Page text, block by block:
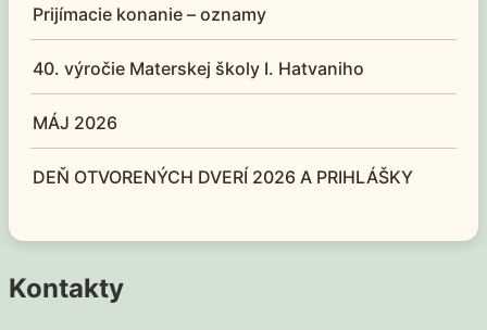
Prijímacie konanie – oznamy
40. výročie Materskej školy I. Hatvaniho
MÁJ 2026
DEŇ OTVORENÝCH DVERÍ 2026 A PRIHLÁŠKY
Kontakty